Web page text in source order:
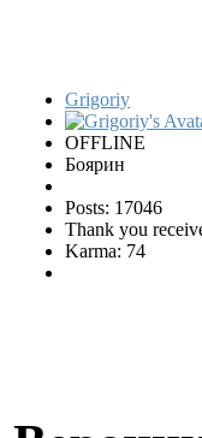
Grigoriy
OFFLINE
Боярин
Posts: 17046
Thank you
Karma: 74